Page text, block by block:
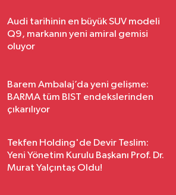
Audi tarihinin en büyük SUV modeli
Q9, markanın yeni amiral gemisi
oluyor
Barem Ambalaj’da yeni gelişme:
BARMA tüm BIST endekslerinden
çıkarılıyor
Tekfen Holding'de Devir Teslim:
Yeni Yönetim Kurulu Başkanı Prof. Dr.
Murat Yalçıntaş Oldu!